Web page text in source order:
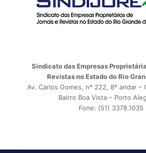
Sindicato das Empresas
Revistas no Estado do Rio
Av. Carlos Gomes, nº 222, 8º andar –
Bairro Boa Vista – Porto
Fone: (51) 3378.1035